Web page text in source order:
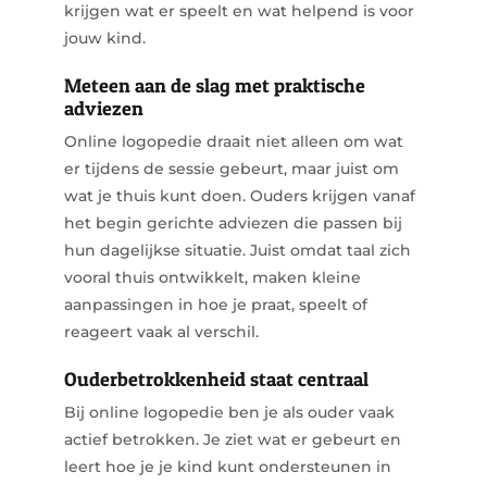
krijgen wat er speelt en wat helpend is voor
jouw kind.
Meteen aan de slag met praktische
adviezen
Online logopedie draait niet alleen om wat
er tijdens de sessie gebeurt, maar juist om
wat je thuis kunt doen. Ouders krijgen vanaf
het begin gerichte adviezen die passen bij
hun dagelijkse situatie. Juist omdat taal zich
vooral thuis ontwikkelt, maken kleine
aanpassingen in hoe je praat, speelt of
reageert vaak al verschil.
Ouderbetrokkenheid staat centraal
Bij online logopedie ben je als ouder vaak
actief betrokken. Je ziet wat er gebeurt en
leert hoe je je kind kunt ondersteunen in